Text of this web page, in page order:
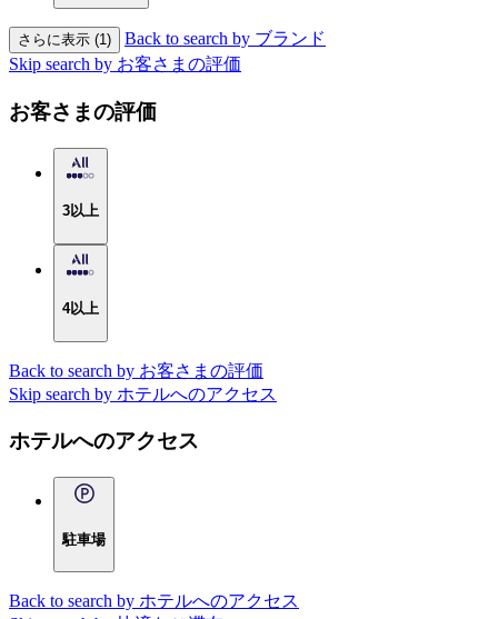
さらに表示 (1)
Back to search by ブランド
Skip search by お客さまの評価
お客さまの評価
3以上
4以上
Back to search by お客さまの評価
Skip search by ホテルへのアクセス
ホテルへのアクセス
駐車場
Back to search by ホテルへのアクセス